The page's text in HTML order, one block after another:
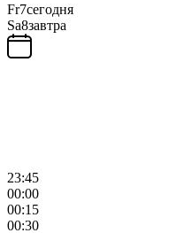
Fr7сегодня
Sa8завтра
23:45
00:00
00:15
00:30